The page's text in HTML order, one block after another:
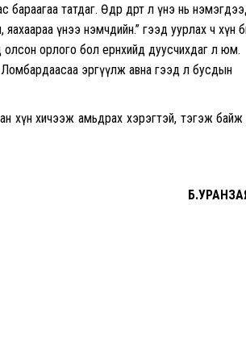
бараагаа татдаг. Өдөр өдөрт л үнэ нь
үнээ нэмчдийн.” гээд уурлах ч хүн
орлого бол ерөнхийдөө дуусчихдаг л юм.
эргүүлж авна гээд л бусдын
хүн хичээж амьдрах хэрэгтэй, тэгэж байж